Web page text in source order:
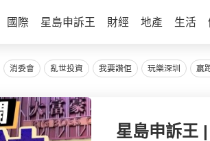
國際 星島申訴王 財經 地產 生活
消委會 亂世投資 我要讚佢 玩樂深圳 贏
黎彼得離世